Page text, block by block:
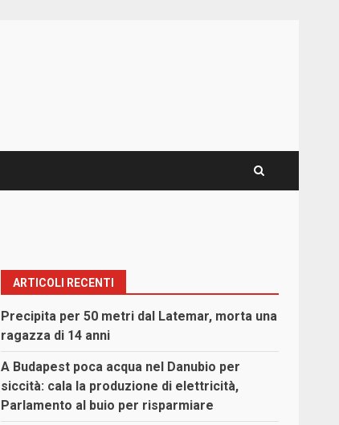
ARTICOLI RECENTI
Precipita per 50 metri dal Latemar, morta una
ragazza di 14 anni
A Budapest poca acqua nel Danubio per
siccità: cala la produzione di elettricità,
Parlamento al buio per risparmiare